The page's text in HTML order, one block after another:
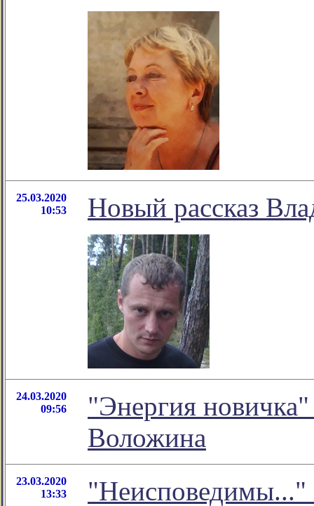
25.03.2020
10:53
Новый рассказ
24.03.2020
09:56
"Энергия
Воложина
23.03.2020
13:33
"Неисповедимы..."